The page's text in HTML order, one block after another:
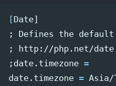
;
Defines the default
;
; date.timezone =
date.timezone = Asia/